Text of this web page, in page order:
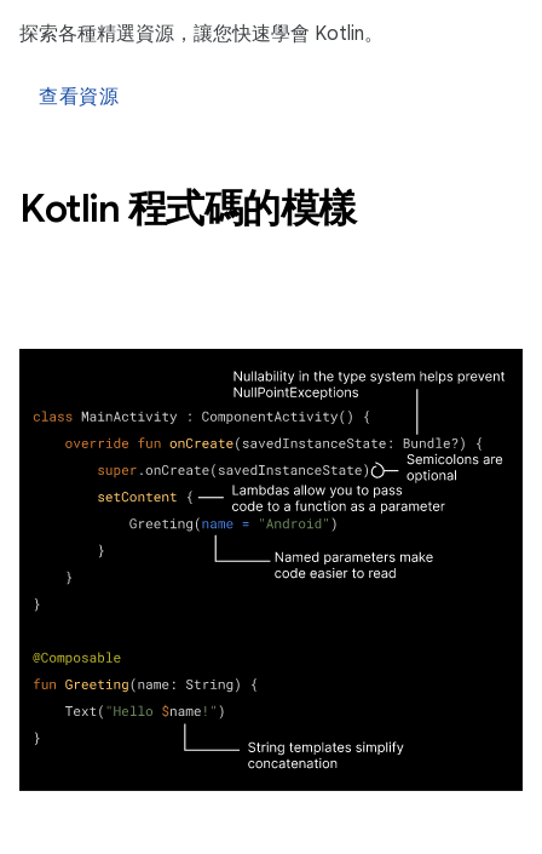
探索各種精選資源，讓您快速學會 Kotlin。
查看資源
Kotlin 程式碼的模樣